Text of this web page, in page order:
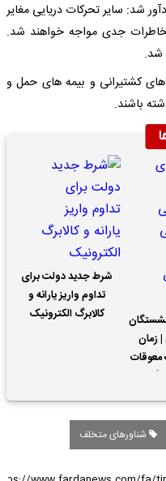
شد: سایر تحرکات دریایی مغایر
جدی مواجه خواهند شد.
شد.
کشتیرانی و بیمه های حمل و
باشند.
| زمان
معوقات
شرط جدید دولت برای
تداوم واریز یارانه و
کالابرگ الکترونیک
شناورهای متخلف